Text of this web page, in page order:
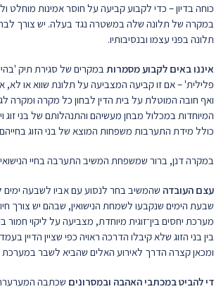
כוחה בדיון – כדי לקבוע קביעה על חוסר אמינות מוחלט
במקרה של תלונה שלה במשטרה נגד בעלה. יש צורך
תלונה בפני עצמו ובנסיבותיו.
איננו באים לקבוע מסמרות במקרים של סגירת תיק
פלילית' – אם זו קביעה המצביעה על תלונת שווא או לא,
ואף חובה המוטלת על בית הדין לבחון כל מקרה ומקרה
המיוחדות במכלול מבחן מעשיהם והתנהלותם של בני זוג
כולל מידת התערבות משפחות המוצא של בני הזוג
במקרה דנן, ברור שמשפחת המשיב התערבה בחיי הנישואין
עצם העובדה שהמשיב בחר לנסוע עם אביו לשבעה ימים
שבעת הימים שנקבעו לשמחת הנישואין, שבהם יש צורך
מערכת יחסים בין־זוגית מיוחדת, מצביעה על ליקוי חמור
בין בני הזוג שלא קיבלו הדרכה ראויה כפי שציין הדיין
ומכאן קצרה הדרך לאירוע האלים שהביא לשבר במערכת
די להביט במכתבי האהבה ובמסרונים שכתבה